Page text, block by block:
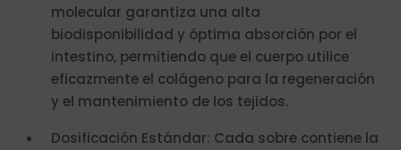
molecular garantiza una alta
biodisponibilidad y óptima absorción por el
intestino, permitiendo que el cuerpo utilice
eficazmente el colágeno para la regeneración
y el mantenimiento de los tejidos.
Dosificación Estándar: Cada sobre contiene la